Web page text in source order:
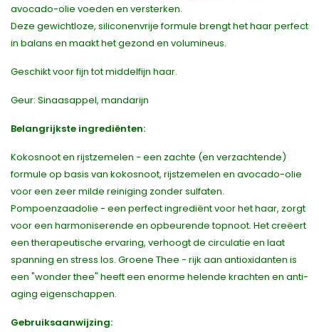
avocado-olie voeden en versterken.
Deze gewichtloze, siliconenvrije formule brengt het haar perfect
in balans en maakt het gezond en volumineus.
Geschikt voor fijn tot middelfijn haar.
Geur: Sinaasappel, mandarijn
Belangrijkste ingrediënten:
Kokosnoot en rijstzemelen - een zachte (en verzachtende)
formule op basis van kokosnoot, rijstzemelen en avocado-olie
voor een zeer milde reiniging zonder sulfaten.
Pompoenzaadolie - een perfect ingrediënt voor het haar, zorgt
voor een harmoniserende en opbeurende topnoot. Het creëert
een therapeutische ervaring, verhoogt de circulatie en laat
spanning en stress los. Groene Thee - rijk aan antioxidanten is
een "wonder thee" heeft een enorme helende krachten en anti-
aging eigenschappen.
Gebruiksaanwijzing: